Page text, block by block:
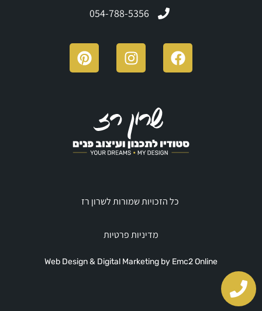
054-788-5356
כל הזכויות שמורות לשרון רז
מדיניות פרטיות
Web Design & Digital Marketing by Emc2 Online